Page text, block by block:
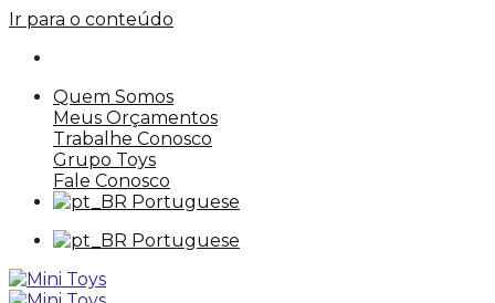
Ir para o conteúdo
Quem Somos
Meus Orçamentos
Trabalhe Conosco
Grupo Toys
Fale Conosco
Portuguese
Portuguese